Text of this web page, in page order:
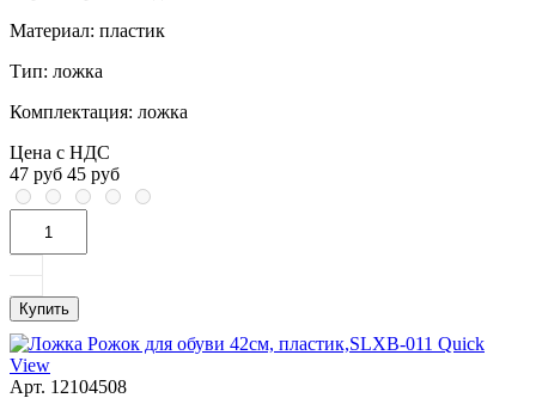
Материал: пластик
Тип: ложка
Комплектация: ложка
Цена с НДС
47 руб 45 руб
Купить
Quick
View
Арт. 12104508